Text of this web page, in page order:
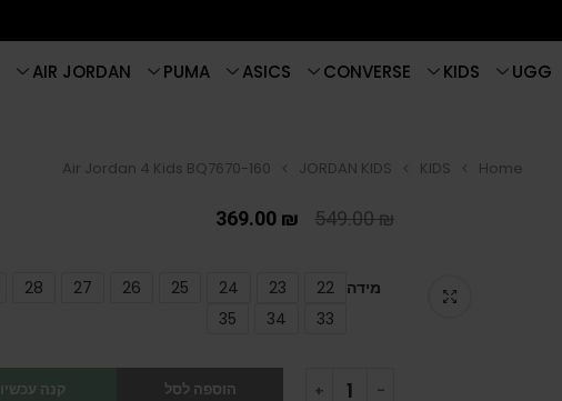
UGG
KIDS
CONVERSE
ASICS
PUMA
AIR JORDAN
Home
KIDS
JORDAN KIDS
Air Jordan 4 Kids BQ7670-160
549.00₪
369.00 ₪
מידה 22
23
24
25
26
27
28
33
34
35
הוספה לסל קנה עכשיו